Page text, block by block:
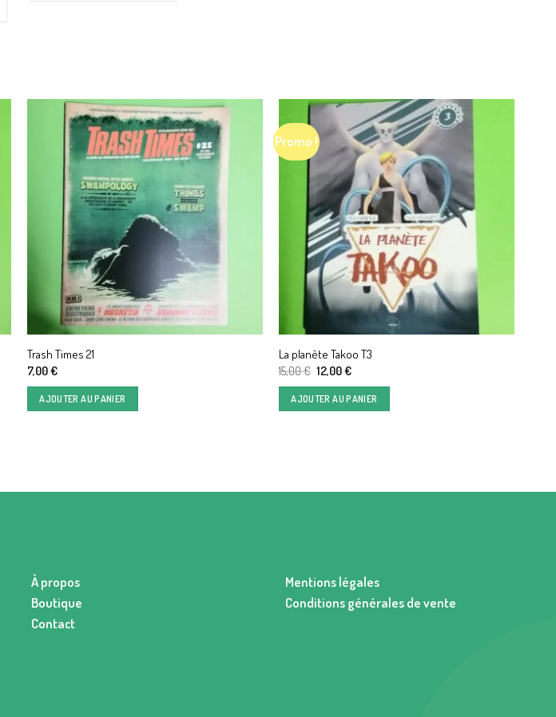
Trash Times 21
7,00€
AJOUTER AU PANIER
Promo !
La planète Takoo T3
15,00€ Le
prix
initial
était :
12,00€Le
actuel
est :
AJOUTER AU PANIER
À propos
Boutique
Contact
Mentions légales
Conditions générales de vente